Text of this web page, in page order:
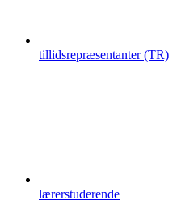
tillidsrepræsentanter (TR)
lærerstuderende